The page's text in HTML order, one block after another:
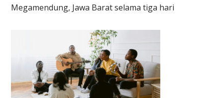
Megamendung, Jawa Barat selama tiga hari